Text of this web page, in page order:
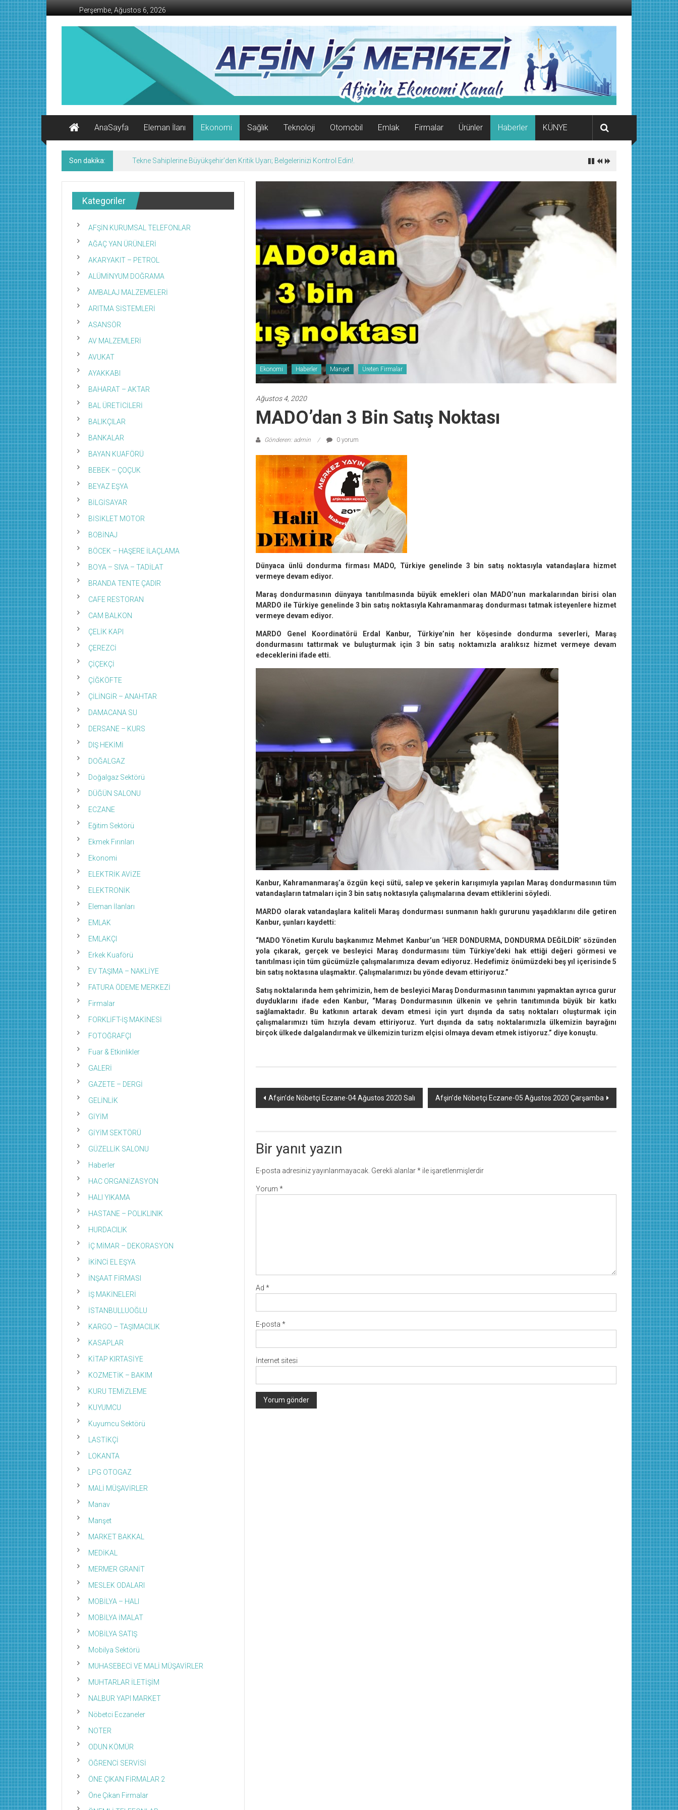
İçeriğe
geç
Perşembe, Ağustos 6, 2026
AFŞİN
Ekonomi
Kanalı
AnaSayfa
Eleman İlanı Ekonomi Sağlık Teknoloji Otomobil Emlak Firmalar Ürünler Haberler KÜNYE
Son dakika: Tekne Sahiplerine Büyükşehir’den Kritik Uyarı; Belgelerinizi Kontrol Edin!.
Ekonomi Haberler Manşet Üreten Firmalar
Ağustos 4, 2020
MADO’dan 3 Bin Satış Noktası
Gönderen: admin 0 yorum
Dünyaca ünlü dondurma firması MADO, Türkiye genelinde 3 bin satış noktasıyla vatandaşlara hizmet
vermeye devam ediyor.
Maraş dondurmasının dünyaya tanıtılmasında büyük emekleri olan MADO’nun markalarından birisi olan
MARDO ile Türkiye genelinde 3 bin satış noktasıyla Kahramanmaraş dondurması tatmak isteyenlere hizmet
vermeye devam ediyor.
MARDO Genel Koordinatörü Erdal Kanbur, Türkiye’nin her köşesinde dondurma severleri, Maraş
dondurmasını tattırmak ve buluşturmak için 3 bin satış noktamızla aralıksız hizmet vermeye devam
edeceklerini ifade etti.
Kanbur, Kahramanmaraş’a özgün keçi sütü, salep ve şekerin karışımıyla yapılan Maraş dondurmasının tüm
vatandaşların tatmaları için 3 bin satış noktasıyla çalışmalarına devam ettiklerini söyledi.
MARDO olarak vatandaşlara kaliteli Maraş dondurması sunmanın haklı gururunu yaşadıklarını dile getiren
Kanbur, şunları kaydetti:
“MADO Yönetim Kurulu başkanımız Mehmet Kanbur’un ‘HER DONDURMA, DONDURMA DEĞİLDİR’ sözünden
yola çıkarak, gerçek ve besleyici Maraş dondurmasını tüm Türkiye’deki hak ettiği değeri görmesi ve
tanıtılması için tüm gücümüzle çalışmalarımıza devam ediyoruz. Hedefimiz önümüzdeki beş yıl içerisinde 5
bin satış noktasına ulaşmaktır. Çalışmalarımızı bu yönde devam ettiriyoruz.”
Satış noktalarında hem şehrimizin, hem de besleyici Maraş Dondurmasının tanımını yapmaktan ayrıca gurur
duyduklarını ifade eden Kanbur, “Maraş Dondurmasının ülkenin ve şehrin tanıtımında büyük bir katkı
sağlamaktadır. Bu katkının artarak devam etmesi için yurt dışında da satış noktaları oluşturmak için
çalışmalarımızı tüm hızıyla devam ettiriyoruz. Yurt dışında da satış noktalarımızla ülkemizin bayrağını
birçok ülkede dalgalandırmak ve ülkemizin turizm elçisi olmaya devam etmek istiyoruz.” diye konuştu.
Yazı
Afşin’de Nöbetçi Eczane-04 Ağustos 2020 Salı Afşin’de Nöbetçi Eczane-05 Ağustos 2020 Çarşamba
Bir yanıt yazın
E-posta adresiniz yayınlanmayacak. Gerekli alanlar* ile işaretlenmişlerdir
Yorum *
Ad *
E-posta *
İnternet sitesi
Kategoriler
AFŞİN KURUMSAL TELEFONLAR
AĞAÇ YAN ÜRÜNLERİ
AKARYAKIT – PETROL
ALÜMİNYUM DOĞRAMA
AMBALAJ MALZEMELERİ
ARITMA SİSTEMLERİ
ASANSÖR
AV MALZEMLERİ
AVUKAT
AYAKKABI
BAHARAT – AKTAR
BAL ÜRETİCİLERİ
BALIKÇILAR
BANKALAR
BAYAN KUAFÖRÜ
BEBEK – ÇOÇUK
BEYAZ EŞYA
BİLGİSAYAR
BİSİKLET MOTOR
BOBİNAJ
BÖCEK – HAŞERE İLAÇLAMA
BOYA – SIVA – TADİLAT
BRANDA TENTE ÇADIR
CAFE RESTORAN
CAM BALKON
ÇELİK KAPI
ÇEREZCİ
ÇİÇEKÇİ
ÇİĞKÖFTE
ÇİLİNGİR – ANAHTAR
DAMACANA SU
DERSANE – KURS
DIŞ HEKİMİ
DOĞALGAZ
Doğalgaz Sektörü
DÜĞÜN SALONU
ECZANE
Eğitim Sektörü
Ekmek Fırınları
Ekonomi
ELEKTRİK AVİZE
ELEKTRONİK
Eleman İlanları
EMLAK
EMLAKÇI
Erkek Kuaförü
EV TAŞIMA – NAKLİYE
FATURA ÖDEME MERKEZİ
Firmalar
FORKLİFT-İŞ MAKİNESİ
FOTOĞRAFÇI
Fuar & Etkinlikler
GALERİ
GAZETE – DERGİ
GELİNLİK
GİYİM
GİYİM SEKTÖRÜ
GÜZELLİK SALONU
Haberler
HAC ORGANİZASYON
HALI YIKAMA
HASTANE – POLIKLINIK
HURDACILIK
İÇ MİMAR – DEKORASYON
İKİNCİ EL EŞYA
İNŞAAT FİRMASI
İŞ MAKİNELERİ
İSTANBULLUOĞLU
KARGO – TAŞIMACILIK
KASAPLAR
KİTAP KIRTASİYE
KOZMETİK – BAKIM
KURU TEMİZLEME
KUYUMCU
Kuyumcu Sektörü
LASTİKÇİ
LOKANTA
LPG OTOGAZ
MALİ MÜŞAVİRLER
Manav
Manşet
MARKET BAKKAL
MEDİKAL
MERMER GRANİT
MESLEK ODALARI
MOBİLYA – HALI
MOBİLYA İMALAT
MOBİLYA SATIŞ
Mobilya Sektörü
MUHASEBECİ VE MALİ MÜŞAVİRLER
MUHTARLAR İLETİŞİM
NALBUR YAPI MARKET
Nöbetci Eczaneler
NOTER
ODUN KÖMÜR
ÖĞRENCİ SERVİSİ
ÖNE ÇIKAN FİRMALAR 2
Öne Çıkan Firmalar